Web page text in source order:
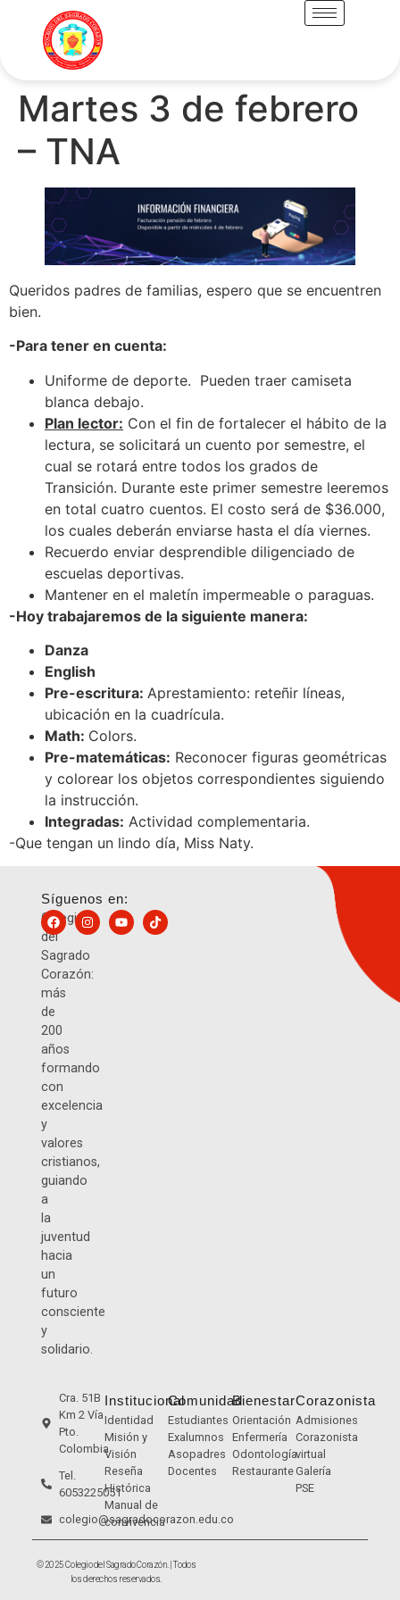
Martes 3 de febrero
– TNA
Queridos padres de familias, espero que se encuentren
bien.
-Para tener en cuenta:
Uniforme de deporte. Pueden traer camiseta
blanca debajo.
Plan lector: Con el fin de fortalecer el hábito de la
lectura, se solicitará un cuento por semestre, el
cual se rotará entre todos los grados de
Transición. Durante este primer semestre leeremos
en total cuatro cuentos. El costo será de $36.000,
los cuales deberán enviarse hasta el día viernes.
Recuerdo enviar desprendible diligenciado de
escuelas deportivas.
Mantener en el maletín impermeable o paraguas.
-Hoy trabajaremos de la siguiente manera:
Danza
English
Pre-escritura: Aprestamiento: reteñir líneas,
ubicación en la cuadrícula.
Math: Colors.
Pre-matemáticas: Reconocer figuras geométricas
y colorear los objetos correspondientes siguiendo
la instrucción.
Integradas: Actividad complementaria.
-Que tengan un lindo día, Miss Naty.
Colegio
del
Sagrado
Corazón:
más
de
200
años
formando
con
excelencia
y
valores
cristianos,
guiando
a
la
juventud
hacia
un
futuro
consciente
y
solidario.
Síguenos en:
Cra. 51B
Km 2 Vía
Pto.
Colombia
Tel.
6053225051
colegio@sagradocorazon.edu.co
Institucional
Identidad
Misión y
Visión
Reseña
Histórica
Manual de
convivencia
Comunidad
Estudiantes
Exalumnos
Asopadres
Docentes
Bienestar
Orientación
Enfermería
Odontología
Restaurante
Corazonista
Admisiones
Corazonista
virtual
Galería
PSE
© 2025 Colegio del Sagrado Corazón. | Todos
los derechos reservados.